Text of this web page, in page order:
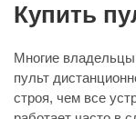
Купить
Многие владельцы
пульт
строя, чем все